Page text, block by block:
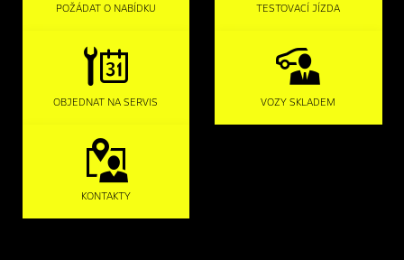
POŽÁDAT O NABÍDKU TESTOVACÍ JÍZDA
OBJEDNAT NA SERVIS VOZY SKLADEM
KONTAKTY